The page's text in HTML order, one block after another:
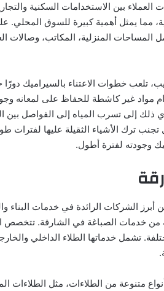
العملاء بين الاستخدامات السكنية
مما يمثل أهمية كبيرة للسوق
المساحات المنزلية، المكاتب، وصالات
تلعب خطوات الاعتناء بالسيراميك
مواد غير كاشطة للحفاظ على لمعانه
ذلك إلى تسرب المياه إلى الفواصل بين
ترك الأشياء الثقيلة عليها لفترات
وجودته لفترة أطول.
أبرز الشركات الرائدة في خدمات
خدمات الصباغة في الشارقة. تتخصص
تشمل خدماتها الطلاء الداخلي
متنوعة من الطلاءات، مثل الطلاءات